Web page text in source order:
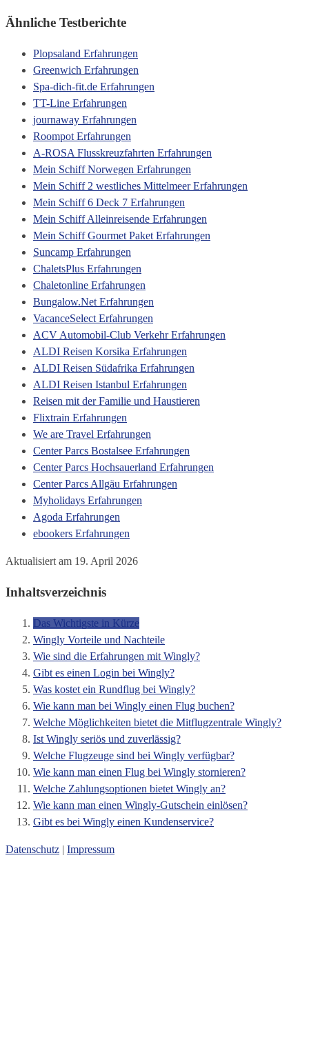
Ähnliche Testberichte
Plopsaland Erfahrungen
Greenwich Erfahrungen
Spa-dich-fit.de Erfahrungen
TT-Line Erfahrungen
journaway Erfahrungen
Roompot Erfahrungen
A-ROSA Flusskreuzfahrten Erfahrungen
Mein Schiff Norwegen Erfahrungen
Mein Schiff 2 westliches Mittelmeer Erfahrungen
Mein Schiff 6 Deck 7 Erfahrungen
Mein Schiff Alleinreisende Erfahrungen
Mein Schiff Gourmet Paket Erfahrungen
Suncamp Erfahrungen
ChaletsPlus Erfahrungen
Chaletonline Erfahrungen
Bungalow.Net Erfahrungen
VacanceSelect Erfahrungen
ACV Automobil-Club Verkehr Erfahrungen
ALDI Reisen Korsika Erfahrungen
ALDI Reisen Südafrika Erfahrungen
ALDI Reisen Istanbul Erfahrungen
Reisen mit der Familie und Haustieren
Flixtrain Erfahrungen
We are Travel Erfahrungen
Center Parcs Bostalsee Erfahrungen
Center Parcs Hochsauerland Erfahrungen
Center Parcs Allgäu Erfahrungen
Myholidays Erfahrungen
Agoda Erfahrungen
ebookers Erfahrungen
Aktualisiert am 19. April 2026
Inhaltsverzeichnis
Das Wichtigste in Kürze
Wingly Vorteile und Nachteile
Wie sind die Erfahrungen mit Wingly?
Gibt es einen Login bei Wingly?
Was kostet ein Rundflug bei Wingly?
Wie kann man bei Wingly einen Flug buchen?
Welche Möglichkeiten bietet die Mitflugzentrale Wingly?
Ist Wingly seriös und zuverlässig?
Welche Flugzeuge sind bei Wingly verfügbar?
Wie kann man einen Flug bei Wingly stornieren?
Welche Zahlungsoptionen bietet Wingly an?
Wie kann man einen Wingly-Gutschein einlösen?
Gibt es bei Wingly einen Kundenservice?
Datenschutz | Impressum